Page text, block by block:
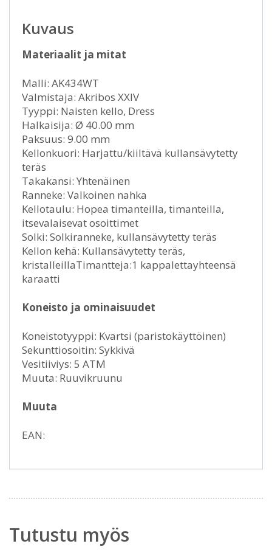
Kuvaus
Materiaalit ja mitat
Malli: AK434WT
Valmistaja: Akribos XXIV
Tyyppi: Naisten kello, Dress
Halkaisija: Ø 40.00 mm
Paksuus: 9.00 mm
Kellonkuori: Harjattu/kiiltävä kullansävytetty
teräs
Takakansi: Yhtenäinen
Ranneke: Valkoinen nahka
Kellotaulu: Hopea timanteilla, timanteilla,
itsevalaisevat osoittimet
Solki: Solkiranneke, kullansävytetty teräs
Kellon kehä: Kullansävytetty teräs,
kristalleillaTimantteja:1 kappalettayhteensä
karaatti
Koneisto ja ominaisuudet
Koneistotyyppi: Kvartsi (paristokäyttöinen)
Sekunttiosoitin: Sykkivä
Vesitiiviys: 5 ATM
Muuta: Ruuvikruunu
Muuta
EAN:
Tutustu myös